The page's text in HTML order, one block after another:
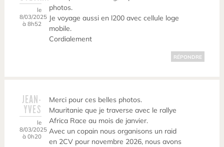
le
8/03/2025
à 8h52
photos.
Je voyage aussi en l200 avec cellule loge
mobile.
Cordialement
RÉPONDRE
JEAN-
YVES
le
8/03/2025
à 0h20
Merci pour ces belles photos.
Mauritanie que je traverse avec le rallye
Africa Race au mois de janvier.
Avec un copain nous organisons un raid
en 2CV pour novembre 2026, nous avons